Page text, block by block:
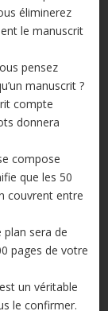
éliminerez
le manuscrit
pensez
manuscrit ?
compte
donnera
compose
que les 50
couvrent entre
sera de
pages de votre
un véritable
le confirmer.